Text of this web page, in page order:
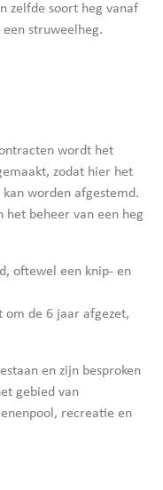
zelfde soort heg vanaf
struweelheg.
wordt het
zodat hier het
worden afgestemd.
het beheer van een heg
oftewel een knip- en
om de 6 jaar afgezet,
en zijn besproken
gebied van
recreatie en